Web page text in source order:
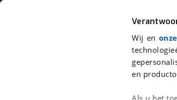
Wij en
en
Als u het
Auto
Auto > Youngtimers
Youngtimer